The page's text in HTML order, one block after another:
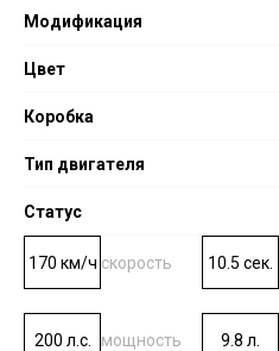
Модификация
Цвет
Коробка
Тип двигателя
Статус
170 км/ч скорость 10.5 сек.
200 л.с. мощность 9.8 л.